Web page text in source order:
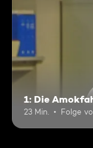
1: Die
23 Min. Folge